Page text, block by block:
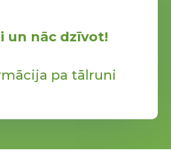
un nāc dzīvot!
pa tālruni